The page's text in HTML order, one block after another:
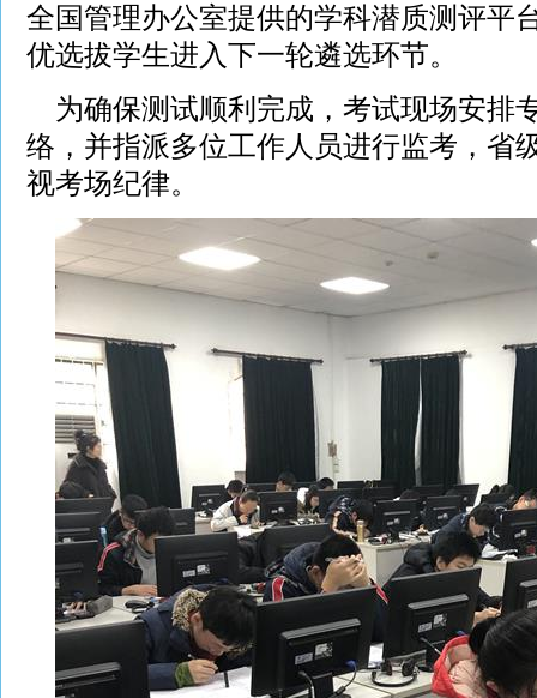
全国管理办公室提供的学科潜质测评平
优选拔学生进入下一轮遴选环节。
为确保测试顺利完成，考试现场安排
络，并指派多位工作人员进行监考，省
视考场纪律。